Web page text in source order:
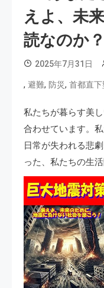
えよ、未
読なのか？
2025年7月31日
, 避難, 防災, 首都直
私たちが暮らす美
合わせています。
日常が失われる悲
った、私たちの生